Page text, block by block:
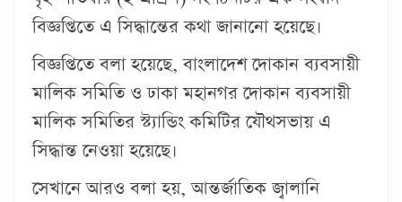
বিজ্ঞপ্তিতে এ সিদ্ধান্তের কথা জানানো হয়েছে।
বিজ্ঞপ্তিতে বলা হয়েছে, বাংলাদেশ দোকান ব্যবসায়ী
মালিক সমিতি ও ঢাকা মহানগর দোকান ব্যবসায়ী
মালিক সমিতির স্ট্যান্ডিং কমিটির যৌথসভায় এ
সিদ্ধান্ত নেওয়া হয়েছে।
সেখানে আরও বলা হয়, আন্তর্জাতিক জ্বালানি